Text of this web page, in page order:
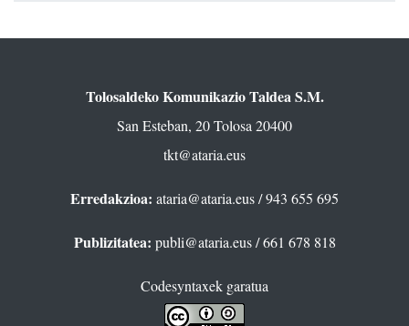
Tolosaldeko Komunikazio Taldea S.M.
San Esteban, 20 Tolosa 20400
tkt@ataria.eus
Erredakzioa: ataria@ataria.eus/ 943 655 695
Publizitatea: publi@ataria.eus/ 661 678 818
Codesyntaxek garatua